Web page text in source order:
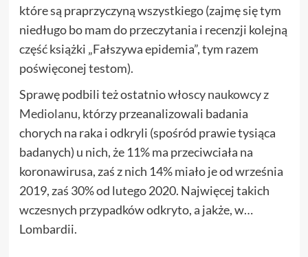
które są praprzyczyną wszystkiego (zajmę się tym
niedługo bo mam do przeczytania i recenzji kolejną
część książki „Fałszywa epidemia”, tym razem
poświęconej testom).
Sprawę podbili też ostatniowłoscy naukowcy z
Mediolanu, którzy przeanalizowali badania
chorych na raka i odkryli (spośród prawie tysiąca
badanych) u nich, że 11% ma przeciwciała na
koronawirusa, zaś z nich 14% miało je od września
2019, zaś 30% od lutego 2020. Najwięcej takich
wczesnych przypadków odkryto, a jakże, w…
Lombardii.